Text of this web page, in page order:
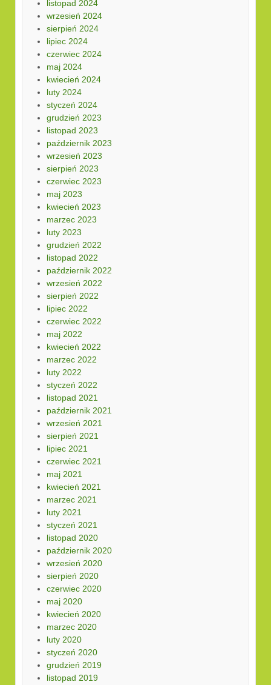
listopad 2024
wrzesień 2024
sierpień 2024
lipiec 2024
czerwiec 2024
maj 2024
kwiecień 2024
luty 2024
styczeń 2024
grudzień 2023
listopad 2023
październik 2023
wrzesień 2023
sierpień 2023
czerwiec 2023
maj 2023
kwiecień 2023
marzec 2023
luty 2023
grudzień 2022
listopad 2022
październik 2022
wrzesień 2022
sierpień 2022
lipiec 2022
czerwiec 2022
maj 2022
kwiecień 2022
marzec 2022
luty 2022
styczeń 2022
listopad 2021
październik 2021
wrzesień 2021
sierpień 2021
lipiec 2021
czerwiec 2021
maj 2021
kwiecień 2021
marzec 2021
luty 2021
styczeń 2021
listopad 2020
październik 2020
wrzesień 2020
sierpień 2020
czerwiec 2020
maj 2020
kwiecień 2020
marzec 2020
luty 2020
styczeń 2020
grudzień 2019
listopad 2019